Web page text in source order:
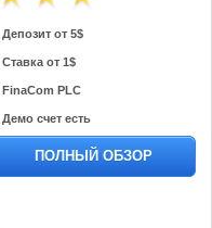
Депозит от 5$
Ставка от 1$
FinaCom PLC
Демо счет есть
ПОЛНЫЙ ОБЗОР